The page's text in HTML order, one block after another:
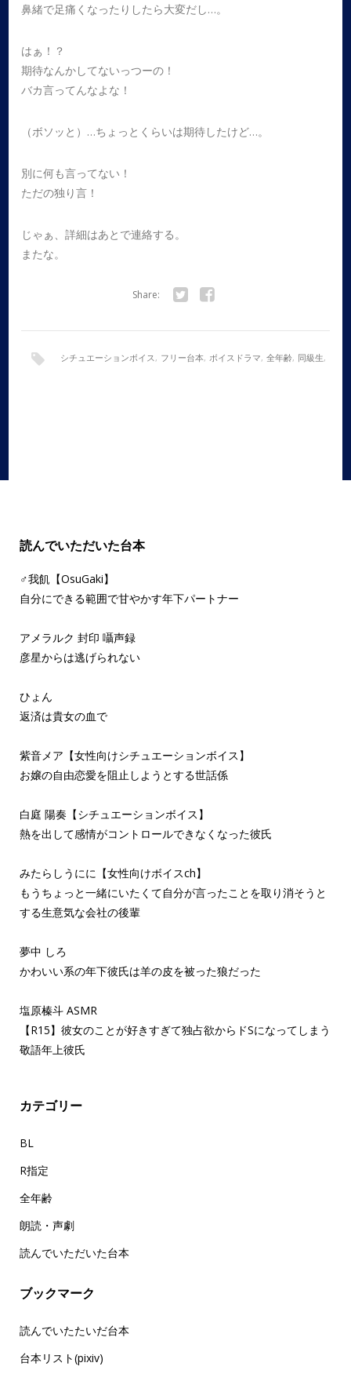
鼻緒で足痛くなったりしたら大変だし…。
はぁ！？
期待なんかしてないっつーの！
バカ言ってんなよな！
（ボソッと）…ちょっとくらいは期待したけど…。
別に何も言ってない！
ただの独り言！
じゃぁ、詳細はあとで連絡する。
またな。
Share:
シチュエーションボイス, フリー台本, ボイスドラマ, 全年齢, 同級生,
読んでいただいた台本
♂我飢【OsuGaki】
自分にできる範囲で甘やかす年下パートナー
アメラルク 封印 囁声録
彦星からは逃げられない
ひょん
返済は貴女の血で
紫音メア【女性向けシチュエーションボイス】
お嬢の自由恋愛を阻止しようとする世話係
白庭 陽奏【シチュエーションボイス】
熱を出して感情がコントロールできなくなった彼氏
みたらしうにに【女性向けボイスch】
もうちょっと一緒にいたくて自分が言ったことを取り消そうと
する生意気な会社の後輩
夢中 しろ
かわいい系の年下彼氏は羊の皮を被った狼だった
塩原榛斗 ASMR
【R15】彼女のことが好きすぎて独占欲からドSになってしまう
敬語年上彼氏
カテゴリー
BL
R指定
全年齢
朗読・声劇
読んでいただいた台本
ブックマーク
読んでいたたいだ台本
台本リスト(pixiv)